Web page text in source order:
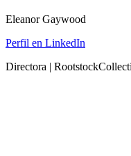
Eleanor Gaywood
Perfil en LinkedIn
Directora |